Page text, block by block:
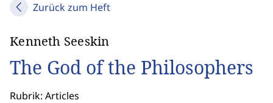
Zurück zum Heft
Kenneth Seeskin
The God of the Philosophers
Rubrik: Articles